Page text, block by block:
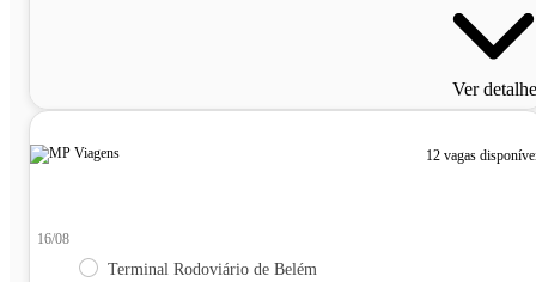
Ver
12 vagas
16/08
Terminal Rodoviário de Belém